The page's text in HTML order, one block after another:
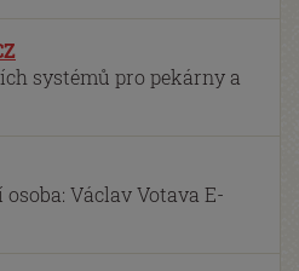
systémů pro pekárny a
Václav Votava E-